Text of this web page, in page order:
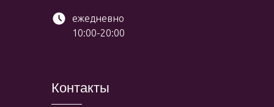
ежедневно
10:00-20:00
Контакты